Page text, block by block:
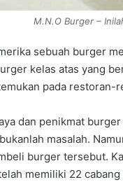
M.N.O Burger –
sebuah burger
kelas atas yang
pada restoran-
dan penikmat
masalah.
burger tersebut.
memiliki 22